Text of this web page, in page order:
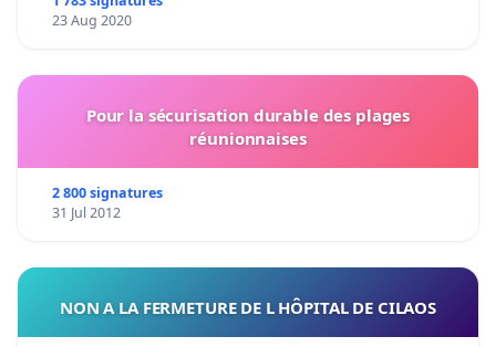
23 Aug 2020
Pour la sécurisation durable des plages
réunionnaises
2 800 signatures
31 Jul 2012
NON A LA FERMETURE DE L HÔPITAL DE CILAOS